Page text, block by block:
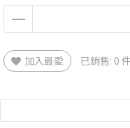
加入最愛 已銷售: 0 件